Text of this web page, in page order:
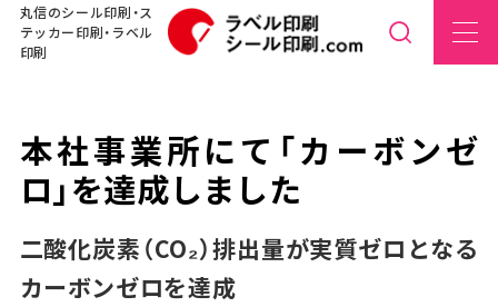
丸信のシール印刷・ス
テッカー印刷・ラベル
印刷
本社事業所にて「カーボンゼ
ロ」を達成しました
二酸化炭素（CO₂）排出量が実質ゼロとなる
カーボンゼロを達成